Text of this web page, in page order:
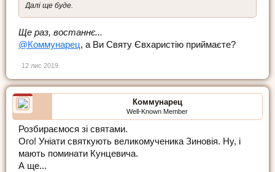
Далі ще буде.
Ще раз, востаннє...
@Коммунарец, а Ви Святу Євхаристію приймаєте?
12 лис 2019
Коммунарец
Well-Known Member
Розбираємося зі святами.
Ого! Уніати святкують великомученика Зиновія. Ну, і
мають поминати Кунцевича.
А ще...